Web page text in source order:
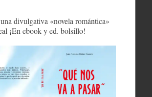
divulgativa «novela romántica»
¡En ebook y ed. bolsillo!